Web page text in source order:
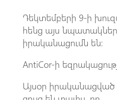
Դեկտեմբերի 9-ի
հենց այս
իրականացումն են։
AntiCor-ի
Այսօր իրականացված